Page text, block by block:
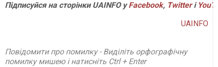
Підписуйся на сторінки UAINFO уFacebook, Twitterі
UAINFO
Повідомити про помилку - Виділіть орфографічну
помилку мишею і натисніть Ctrl + Enter